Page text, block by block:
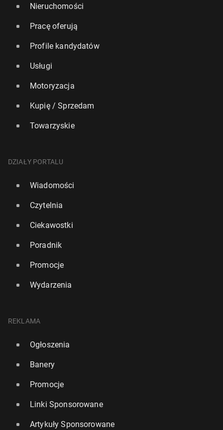
Nieruchomości
Pracę oferują
Profile kandydatów
Usługi
Motoryzacja
Kupię / Sprzedam
Towarzyskie
DZIAŁY PORTALU
Wiadomości
Czytelnia
Ciekawostki
Poradnik
Promocje
Wydarzenia
REKLAMA
Ogłoszenia
Banery
Promocje
Linki Sponsorowane
Artykuły Sponsorowane